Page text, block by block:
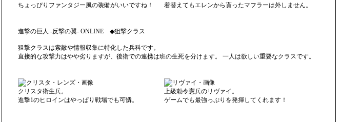
ちょっぴりファンタジー風の装備がいいですね！
着替えてもエレンから貰ったマフラーは外しません。
進撃の巨人 -反撃の翼- ONLINE ◆狙撃クラス
狙撃クラスは索敵や情報収集に特化した兵科です。
直接的な攻撃力はやや劣りますが、後衛での連携は班の生死を分けます。 一人は欲しい重要なクラスです。
クリスタ衛生兵。
進撃1のヒロインはやっぱり戦場でも可憐。
上級勅令憲兵のリヴァイ。
ゲームでも最強っぷりを発揮してくれます！